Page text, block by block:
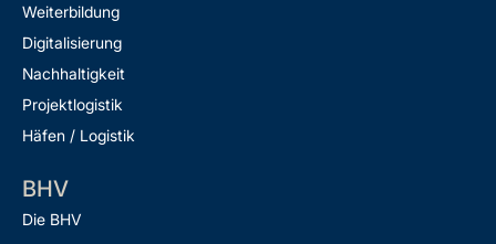
Weiterbildung
Digitalisierung
Nachhaltigkeit
Projektlogistik
Häfen / Logistik
BHV
Die BHV